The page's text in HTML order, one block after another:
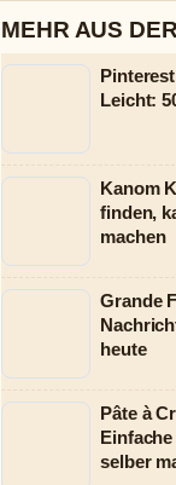
MEHR AUS
Leicht:
Kanom
finden,
machen
Grande
heute
Pâte à
selber